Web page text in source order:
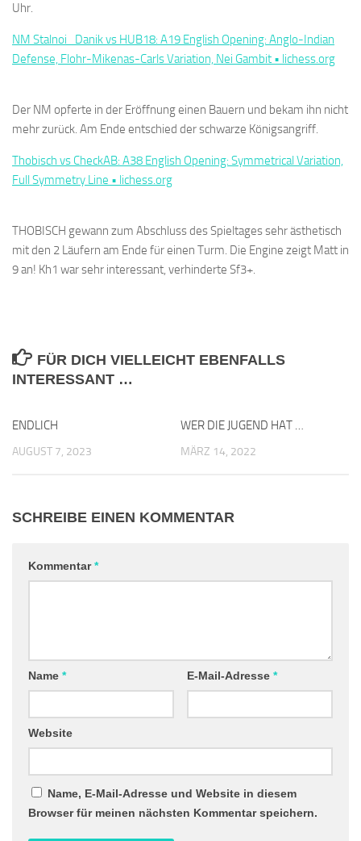
Uhr.
NM Stalnoi_Danik vs HUB18: A19 English Opening: Anglo-Indian
Defense, Flohr-Mikenas-Carls Variation, Nei Gambit • lichess.org
Der NM opferte in der Eröffnung einen Bauern und bekam ihn nicht
mehr zurück. Am Ende entschied der schwarze Königsangriff.
Thobisch vs CheckAB: A38 English Opening: Symmetrical Variation,
Full Symmetry Line • lichess.org
THOBISCH gewann zum Abschluss des Spieltages sehr ästhetisch
mit den 2 Läufern am Ende für einen Turm. Die Engine zeigt Matt in
9 an! Kh1 war sehr interessant, verhinderte Sf3+.
FÜR DICH VIELLEICHT EBENFALLS
INTERESSANT …
ENDLICH
AUGUST 7, 2023
WER DIE JUGEND HAT …
MÄRZ 14, 2022
SCHREIBE EINEN KOMMENTAR
Kommentar*
Name * E-Mail-Adresse *
Website
Name, E-Mail-Adresse und Website in diesem
Browser für meinen nächsten Kommentar speichern.